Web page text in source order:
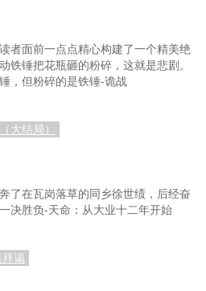
者面前一点点精心构建了一个精美绝
铁锤把花瓶砸的粉碎，这就是悲剧。
，但粉碎的是铁锤-诡战
大结局）
了在瓦岗落草的同乡徐世绩，后经奋
决胜负-天命：从大业十二年开始
谒